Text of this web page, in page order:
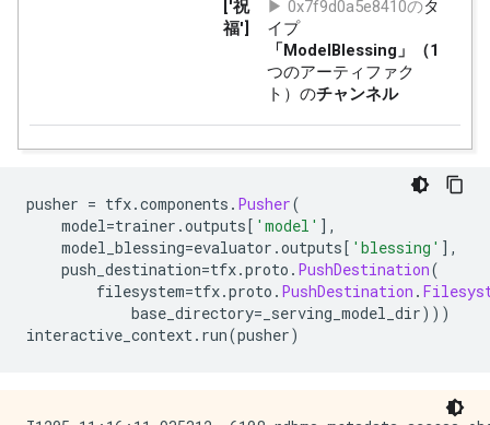
pusher = tfx.components . Pusher(
model=trainer .outputs[ 'model' ],
model_blessing=evaluator .outputs[ 'blessing' ],
push_destination=tfx.proto . PushDestination(
filesystem=tfx.proto . PushDestination .
base_directory= _serving_model_dir)))
interactive_context. run(pusher)